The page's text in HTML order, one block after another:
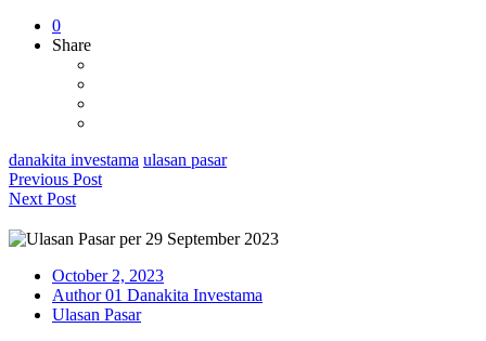
0
Share
danakita investama ulasan pasar
Previous Post
Next Post
October 2, 2023
Author 01 Danakita Investama
Ulasan Pasar